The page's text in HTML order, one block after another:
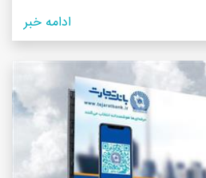
ادامه خبر